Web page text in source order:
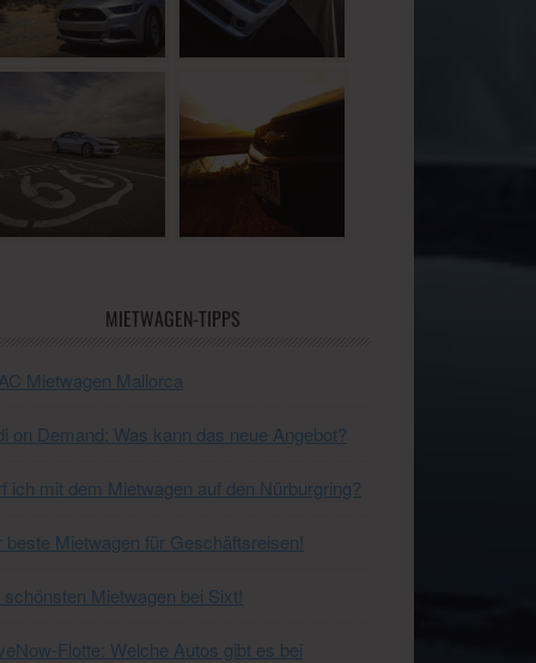
MIETWAGEN-TIPPS
Mietwagen Mallorca
on Demand: Was kann das neue Angebot?
ich mit dem Mietwagen auf den Nürburgring?
beste Mietwagen für Geschäftsreisen!
schönsten Mietwagen bei Sixt!
Flotte: Welche Autos gibt es bei